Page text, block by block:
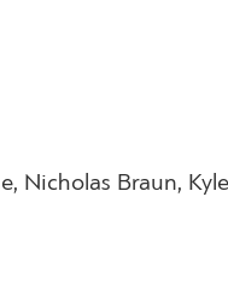
Nicholas Braun,